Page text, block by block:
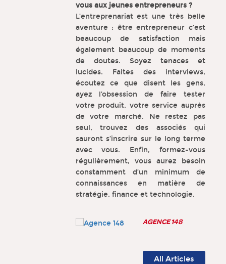
vous aux jeunes entrepreneurs ?
L’entreprenariat est une très belle
aventure : être entrepreneur c’est
beaucoup de satisfaction mais
également beaucoup de moments
de doutes. Soyez tenaces et
lucides. Faites des interviews,
écoutez ce que disent les gens,
ayez l’obsession de faire tester
votre produit, votre service auprès
de votre marché. Ne restez pas
seul, trouvez des associés qui
sauront s’inscrire sur le long terme
avec vous. Enfin, formez-vous
régulièrement, vous aurez besoin
constamment d’un minimum de
connaissances en matière de
stratégie, finance et technologie.
AGENCE 148
All Articles